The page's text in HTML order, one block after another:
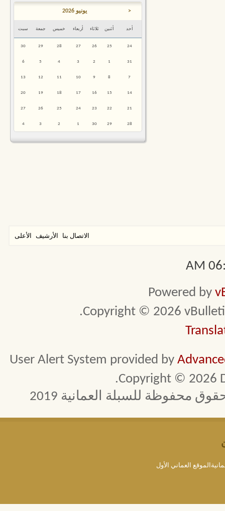
< يونيو 2026
أحد أثنين ثلاثاء أربعاء خميس جمعة سبت
24
25
26
27
28
29
30
31
1
2
3
4
5
6
7
8
9
10
11
12
13
14
15
16
17
18
19
20
21
22
23
24
25
26
27
28
29
30
1
2
3
4
الاتصال بنا الأرشيف الأعلى
Powered by
Copyright © 2026
User Alert System provided by
Copyright © 2026
محفوظة للسبلة العمانية 2019
العماني الأول